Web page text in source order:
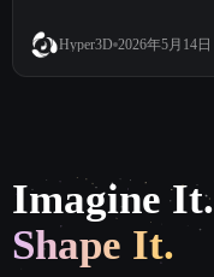
Hyper3D 2026年5月14日
Imagine It.
Shape It.